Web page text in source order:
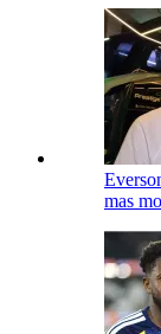
mas